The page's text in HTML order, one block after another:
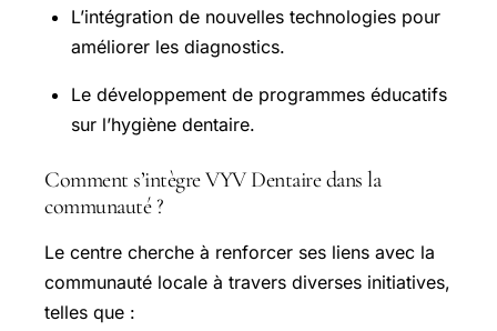
L’intégration de nouvelles technologies pour
améliorer les diagnostics.
Le développement de programmes éducatifs
sur l’hygiène dentaire.
Comment s’intègre VYV Dentaire dans la
communauté ?
Le centre cherche à renforcer ses liens avec la
communauté locale à travers diverses initiatives,
telles que :